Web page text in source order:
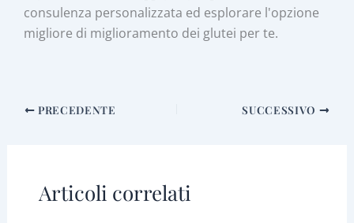
consulenza personalizzata ed esplorare l'opzione
migliore di miglioramento dei glutei per te.
PRECEDENTE SUCCESSIVO
Articoli correlati